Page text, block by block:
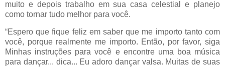
muito e depois trabalho em sua casa celestial e planejo
como tornar tudo melhor para você.
“Espero que fique feliz em saber que me importo tanto com
você, porque realmente me importo. Então, por favor, siga
Minhas instruções para você e encontre uma boa música
para dançar... dica... Eu adoro dançar valsa. Muitas de suas